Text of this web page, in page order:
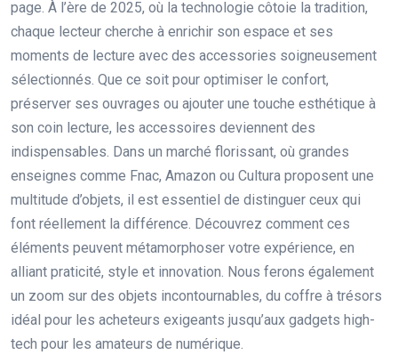
page. À l’ère de 2025, où la technologie côtoie la tradition,
chaque lecteur cherche à enrichir son espace et ses
moments de lecture avec des accessories soigneusement
sélectionnés. Que ce soit pour optimiser le confort,
préserver ses ouvrages ou ajouter une touche esthétique à
son coin lecture, les accessoires deviennent des
indispensables. Dans un marché florissant, où grandes
enseignes comme Fnac, Amazon ou Cultura proposent une
multitude d’objets, il est essentiel de distinguer ceux qui
font réellement la différence. Découvrez comment ces
éléments peuvent métamorphoser votre expérience, en
alliant praticité, style et innovation. Nous ferons également
un zoom sur des objets incontournables, du coffre à trésors
idéal pour les acheteurs exigeants jusqu’aux gadgets high-
tech pour les amateurs de numérique.